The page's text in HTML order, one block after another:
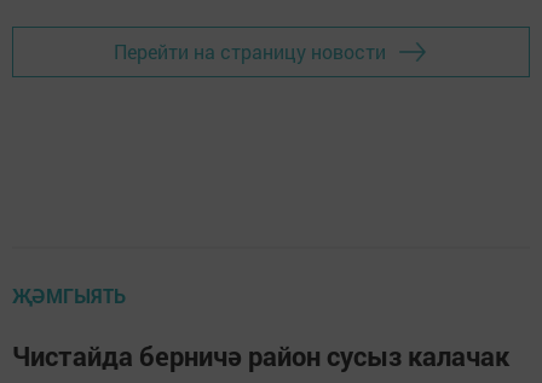
Перейти на страницу новости
ҖӘМГЫЯТЬ
Чистайда берничә район сусыз калачак